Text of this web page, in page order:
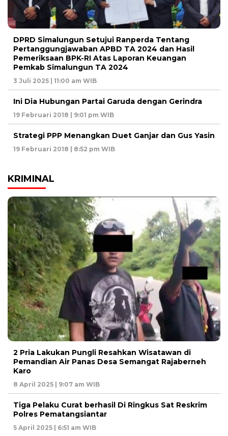
DPRD Simalungun Setujui Ranperda Tentang
Pertanggungjawaban APBD TA 2024 dan Hasil
Pemeriksaan BPK-RI Atas Laporan Keuangan
Pemkab Simalungun TA 2024
3 Juli 2025 | 11:00 am WIB
Ini Dia Hubungan Partai Garuda dengan Gerindra
19 Februari 2018 | 9:01 pm WIB
Strategi PPP Menangkan Duet Ganjar dan Gus Yasin
19 Februari 2018 | 8:52 pm WIB
KRIMINAL
2 Pria Lakukan Pungli Resahkan Wisatawan di
Pemandian Air Panas Desa Semangat Rajaberneh
Karo
8 April 2025 | 9:07 am WIB
Tiga Pelaku Curat berhasil Di Ringkus Sat Reskrim
Polres Pematangsiantar
5 April 2025 | 6:51 am WIB